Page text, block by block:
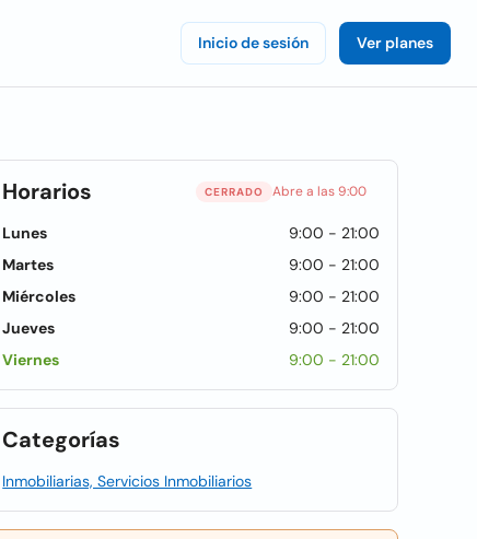
Inicio de sesión Ver planes
Horarios CERRADO Abre a las 9:00
Lunes
9:00 - 21:00
Martes
9:00 - 21:00
Miércoles
9:00 - 21:00
Jueves
9:00 - 21:00
Viernes
9:00 - 21:00
Categorías
Inmobiliarias, Servicios Inmobiliarios